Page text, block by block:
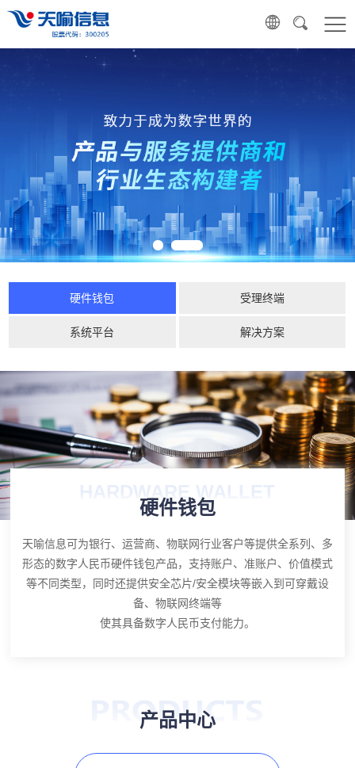
硬件钱包 受理终端
系统平台 解决方案
HARDWARE WALLET
硬件钱包
天喻信息可为银行、运营商、物联网行业客户等提供全系列、多
形态的数字人民币硬件钱包产品，支持账户、准账户、价值模式
等不同类型，同时还提供安全芯片/安全模块等嵌入到可穿戴设
备、物联网终端等
使其具备数字人民币支付能力。
产品中心